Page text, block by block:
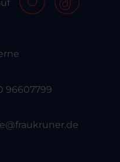
96607799